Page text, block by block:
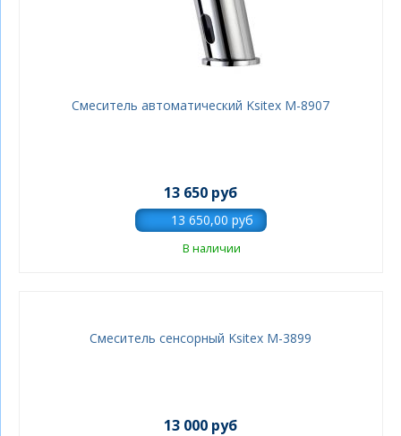
Смеситель автоматический Ksitex M-8907
13 650 руб
В наличии
Смеситель сенсорный Ksitex М-3899
13 000 руб